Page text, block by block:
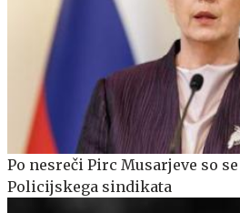
Po nesreči Pirc Musarjeve so
Policijskega sindikata